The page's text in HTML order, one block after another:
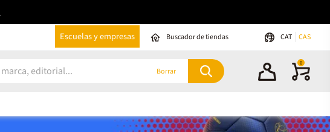
Escuelas y empresas Buscador de tiendas CAT CAS
Borrar
0